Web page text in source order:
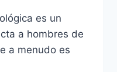
es un
a hombres de
a menudo es